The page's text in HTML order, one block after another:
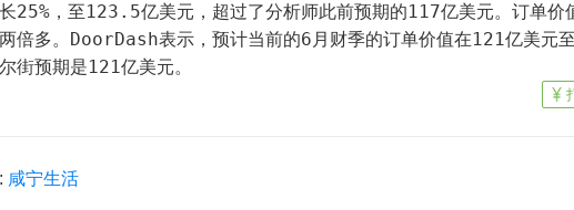
25%，至123.5亿美元，超过了分析师此前预期的117亿美元。订单价
倍多。DoorDash表示，预计当前的6月财季的订单价值在121亿美元
街预期是121亿美元。
咸宁生活